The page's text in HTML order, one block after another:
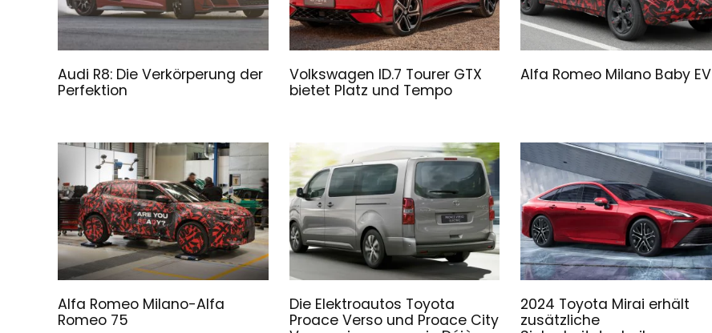
Audi R8: Die Verkörperung der
Perfektion
Volkswagen ID.7 Tourer GTX
bietet Platz und Tempo
Alfa Romeo Milano Baby EV
Alfa Romeo Milano-Alfa
Romeo 75
Die Elektroautos Toyota
Proace Verso und Proace City
2024 Toyota Mirai erhält
zusätzliche